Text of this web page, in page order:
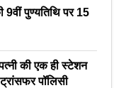
पुण्यतिथि पर 15
की एक ही स्टेशन
ट्रांसफर पॉलिसी